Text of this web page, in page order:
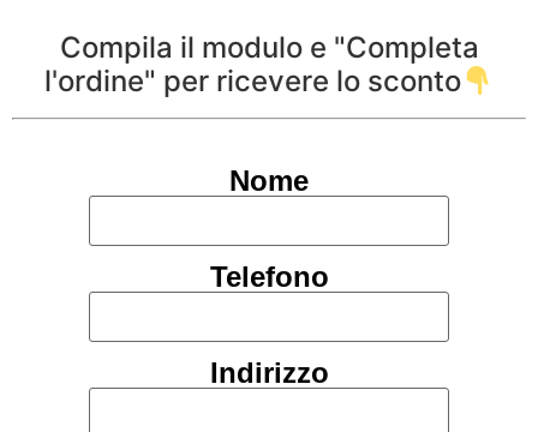
Compila il modulo e "Completa
l'ordine" per ricevere lo sconto
Nome
Telefono
Indirizzo